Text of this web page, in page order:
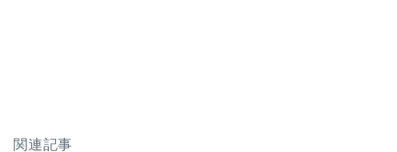
関連記事